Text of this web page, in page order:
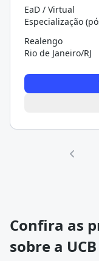
EaD / Virtual
Realengo
Rio de Janeiro/RJ
Confira as
sobre a